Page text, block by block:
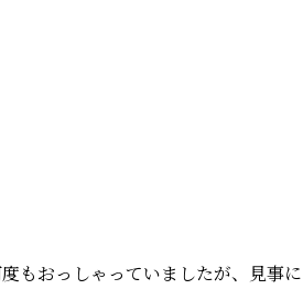
もおっしゃっていましたが、見事に